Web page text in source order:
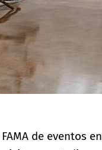
de eventos